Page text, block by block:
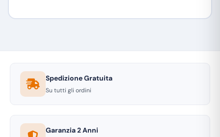
Spedizione Gratuita
Su tutti gli ordini
Garanzia 2 Anni